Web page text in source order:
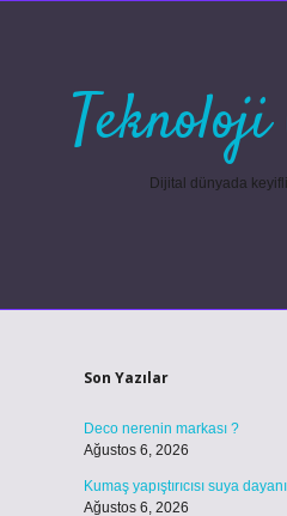
Dijital dünyada
Son Yazılar
Deco nerenin markası ?
Ağustos 6, 2026
Kumaş yapıştırıcısı suya
Ağustos 6, 2026